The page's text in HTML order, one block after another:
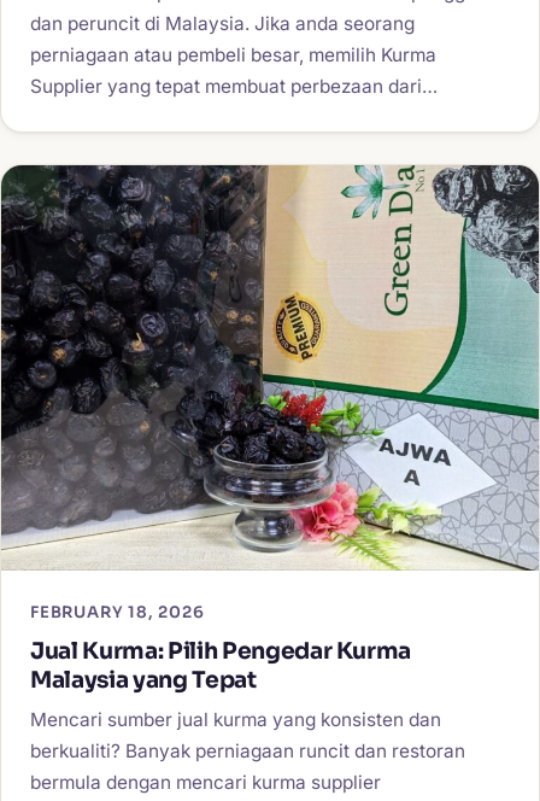
dan peruncit di Malaysia. Jika anda seorang
perniagaan atau pembeli besar, memilih Kurma
Supplier yang tepat membuat perbezaan dari…
FEBRUARY 18, 2026
Jual Kurma: Pilih Pengedar Kurma
Malaysia yang Tepat
Mencari sumber jual kurma yang konsisten dan
berkualiti? Banyak perniagaan runcit dan restoran
bermula dengan mencari kurma supplier